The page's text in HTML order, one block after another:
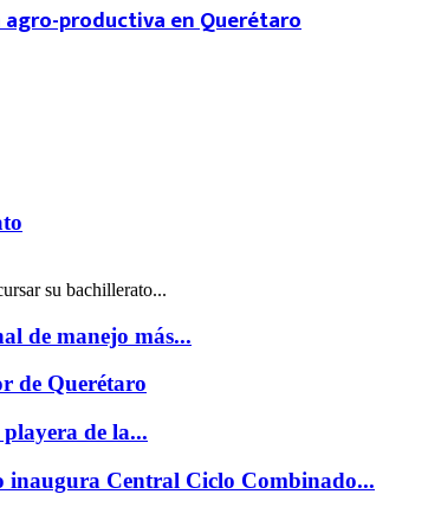
productiva en Querétaro
su bachillerato...
de manejo más...
de Querétaro
playera de la...
inaugura Central Ciclo Combinado...